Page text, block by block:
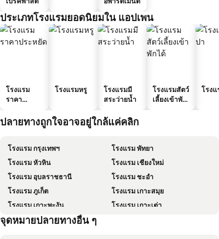
ประเภทโรงแรมยอดนิยมใน แอปเพน
โรงแรม
ราคา
โรงแรมหรู
โรงแรมมี
สระว่ายน้ำ
โรงแรมสัตว์
เลี้ยงเข้าพัก
โรง
ปลายทางถูกใจอาจอยู่ใกล้แค่คลิก
โรงแรม กรุงเทพฯ
โรงแรม พัทยา
โรงแรม หัวหิน
โรงแรม เชียงใหม่
โรงแรม อุบลราชธานี
โรงแรม ชะอำ
โรงแรม ภูเก็ต
โรงแรม เกาะสมุย
โรงแรม เกาะพะงัน
โรงแรม เกาะเต่า
โรงแรม เกาะฟุก๊ว
จุดหมายปลายทางอื่น ๆ